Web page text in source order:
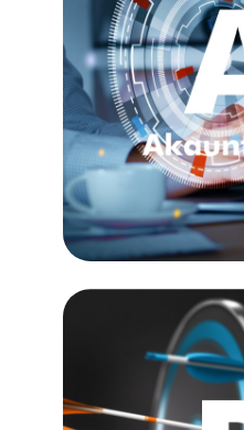
Di Eckare, kami
hubungan yang
kami dan
kemasyarakatan, di
berasa
Dedikasi kami